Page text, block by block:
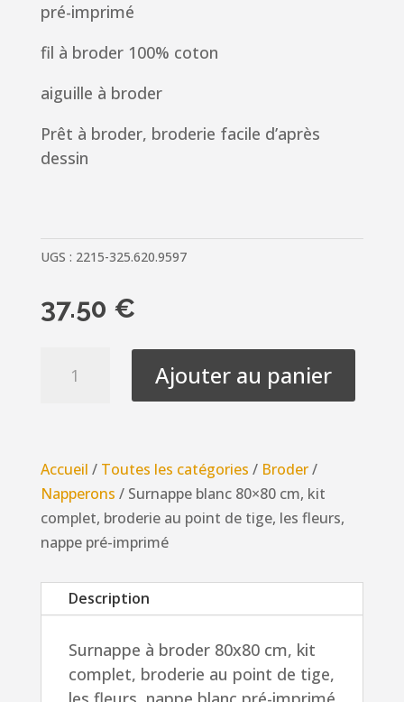
pré-imprimé
fil à broder 100% coton
aiguille à broder
Prêt à broder, broderie facile d’après
dessin
UGS : 2215-325.620.9597
37.50 €
cm,
kit
complet,
broderie
au
point
tige,
Ajouter au panier
Accueil / Toutes les catégories / Broder/
Napperons / Surnappe blanc 80×80 cm, kit
complet, broderie au point de tige, les fleurs,
nappe pré-imprimé
Description
Surnappe à broder 80x80 cm, kit
complet, broderie au point de tige,